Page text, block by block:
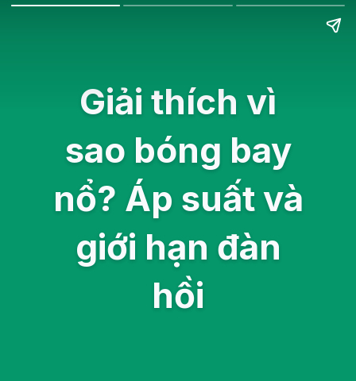
Giải thích vì
sao bóng bay
nổ? Áp suất và
giới hạn đàn
hồi